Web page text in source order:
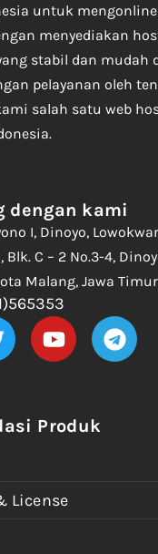
untuk
menyediakan
stabil dan mudah
pelayanan oleh
salah satu web
Produk
License
dengan kami
I, Dinoyo,
C – 2 No.3-4,
Malang, Jawa Timur